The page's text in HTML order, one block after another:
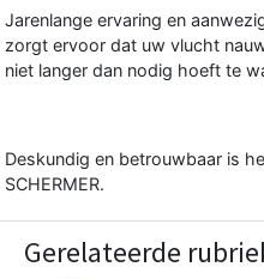
Jarenlange ervaring en
zorgt ervoor dat uw vlucht
niet langer dan nodig hoeft te
Deskundig en betrouwbaar is
SCHERMER.
Gerelateerde